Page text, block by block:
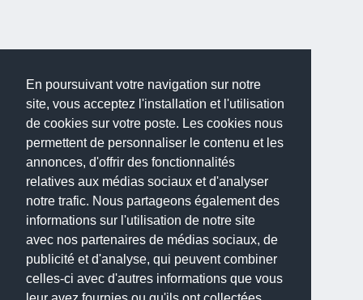
En poursuivant votre navigation sur notre
site, vous acceptez l'installation et l'utilisation
de cookies sur votre poste. Les cookies nous
permettent de personnaliser le contenu et les
annonces, d'offrir des fonctionnalités
relatives aux médias sociaux et d'analyser
notre trafic. Nous partageons également des
informations sur l'utilisation de notre site
avec nos partenaires de médias sociaux, de
publicité et d'analyse, qui peuvent combiner
celles-ci avec d'autres informations que vous